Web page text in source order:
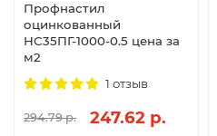
Профнастил
оцинкованный
НС35ПГ-1000-0.5 цена за
м2
1 отзыв
294.79 р. 247.62 р.